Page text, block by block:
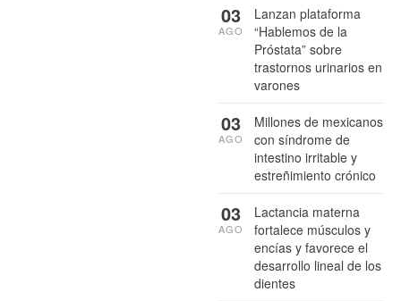
Lanzan plataforma
“Hablemos de la
Próstata” sobre
trastornos urinarios en
varones
03
AGO
Millones de mexicanos
con síndrome de
intestino irritable y
estreñimiento crónico
03
AGO
Lactancia materna
fortalece músculos y
encías y favorece el
desarrollo lineal de los
dientes
03
AGO